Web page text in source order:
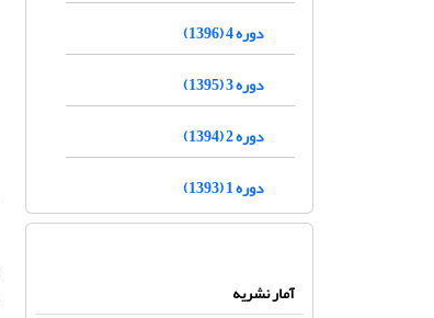
دوره 4 (1396)
دوره 3 (1395)
دوره 2 (1394)
دوره 1 (1393)
آمار نشریه